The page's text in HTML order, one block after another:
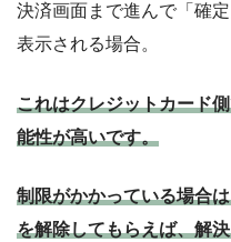
決済画面まで進んで「確
表示される場合。
これはクレジットカード
能性が高いです。
制限がかかっている場合
を解除してもらえば、解